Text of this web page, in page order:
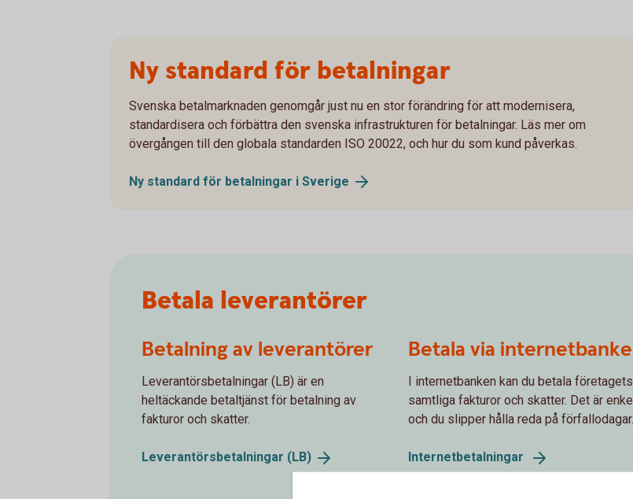
Ny standard för betalningar
Svenska betalmarknaden genomgår just nu en stor förändring för att modernisera,
standardisera och förbättra den svenska infrastrukturen för betalningar. Läs mer om
övergången till den globala standarden ISO 20022, och hur du som kund påverkas.
Ny standard för betalningar i Sverige
Betala leverantörer
Betalning av leverantörer
Leverantörsbetalningar (LB) är en
heltäckande betaltjänst för betalning av
fakturor och skatter.
Leverantörsbetalningar (LB)
Betala via
I internetbanken kan du betala företagets
samtliga fakturor och skatter. Det är
och du slipper hålla reda på förfallodagar.
Internetbetalningar